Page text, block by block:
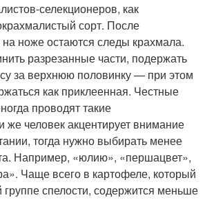
селекционеров, как
сорт. После
на ноже остаются следы крахмала.
разрезанные части, подержать
за верхнюю половинку — при этом
как приклеенная. Честные
проводят такие
же человек акцентирует внимание
тогда нужно выбирать менее
Например, «юлию», «першацвет»,
Чаще всего в картофеле, который
группе спелости, содержится меньше